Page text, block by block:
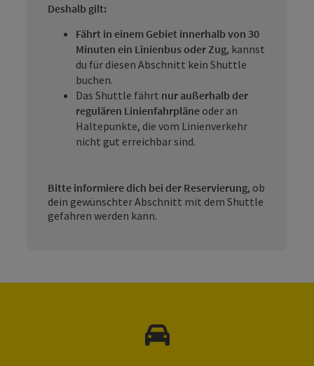
Deshalb gilt:
Fährt in einem Gebiet innerhalb von 30
Minuten ein Linienbus oder Zug, kannst
du für diesen Abschnitt kein Shuttle
buchen.
Das Shuttle fährt nur außerhalb der
regulären Linienfahrpläne oder an
Haltepunkte, die vom Linienverkehr
nicht gut erreichbar sind.
Bitte informiere dich bei der Reservierung, ob
dein gewünschter Abschnitt mit dem Shuttle
gefahren werden kann.